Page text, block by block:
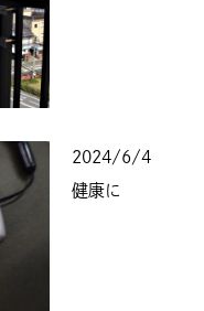
2024/6/4
健康に